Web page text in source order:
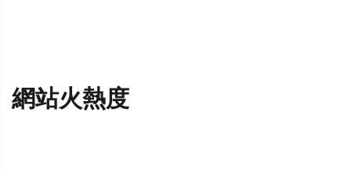
網站火熱度